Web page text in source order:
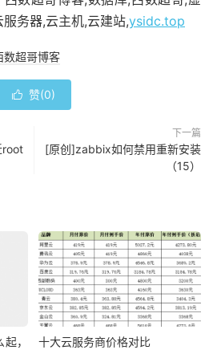
务器,云主机,云建站,ysidc.top
数超哥博客
 赞(0)
root
下一篇
[原创]zabbix如何禁用重新安装
（15）
，
十大云服务商价格对比